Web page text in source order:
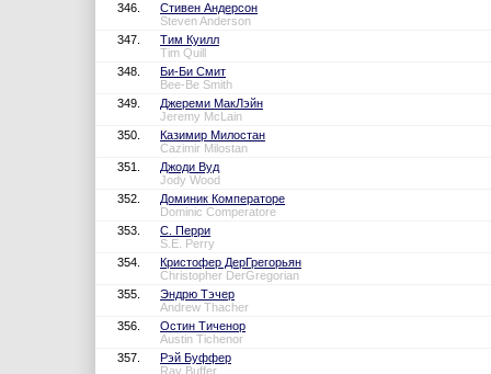
346.
Стивен Андерсон
Steven Anderson
347.
Тим Куилл
Tim Quill
348.
Би-Би Смит
Bee-Be Smith
349.
Джереми МакЛэйн
Jeremy McLain
350.
Казимир Милостан
Cazimir Milostan
351.
Джоди Вуд
Jody Wood
352.
Доминик Комператоре
Dominic Comperatore
353.
С. Перри
S.E. Perry
354.
Кристофер ДерГрегорьян
Christopher DerGregorian
355.
Эндрю Тэчер
Andrew Thacher
356.
Остин Тиченор
Austin Tichenor
357.
Рэй Буффер
Ray Buffer